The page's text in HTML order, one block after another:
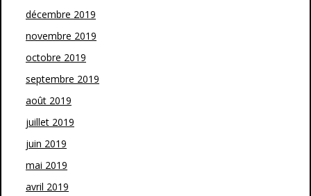
décembre 2019
novembre 2019
octobre 2019
septembre 2019
août 2019
juillet 2019
juin 2019
mai 2019
avril 2019